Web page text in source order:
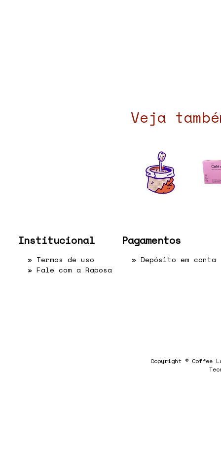
Veja
Institucional
» Termos de uso
» Fale com a Raposa
Pagamentos
» Depósito em conta
Copyright © Coffee